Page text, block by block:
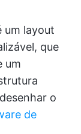
um layout
que
um
o
de